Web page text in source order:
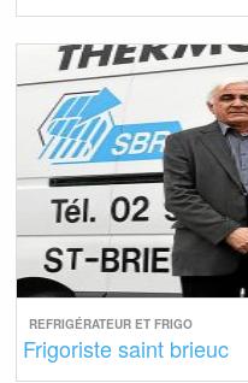
REFRIGÉRATEUR ET FRIGO
Frigoriste saint brieuc